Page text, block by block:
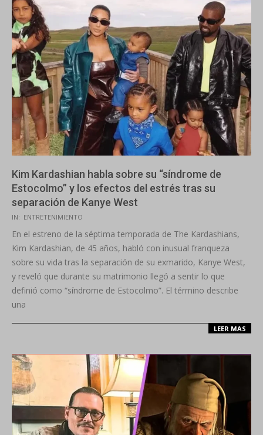
Kim Kardashian habla sobre su “síndrome de
Estocolmo” y los efectos del estrés tras su
separación de Kanye West
2025-
10-
24
IN: ENTRETENIMIENTO
En el estreno de la séptima temporada de The Kardashians,
Kim Kardashian, de 45 años, habló con inusual franqueza
sobre su vida tras la separación de su exmarido, Kanye West,
y reveló que durante su matrimonio llegó a sentir lo que
definió como “síndrome de Estocolmo”. El término describe
una
LEER MAS